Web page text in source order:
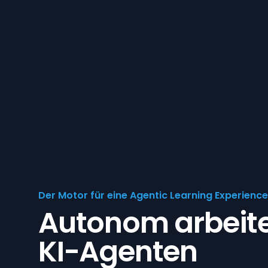
Der Motor für eine Agentic Learning Experience
Autonom
KI-Agenten